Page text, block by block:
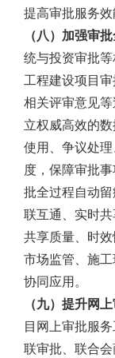
提高审批服务效
（八）加强审
统与投资审批
工程建设项目审
相关评审意见
立权威高效的
使用、争议处
度，保障审批
批全过程自动
联互通、实时
共享质量、时
市场监管、施
协同应用。
（九）提升网
目网上审批服
联审批、联合